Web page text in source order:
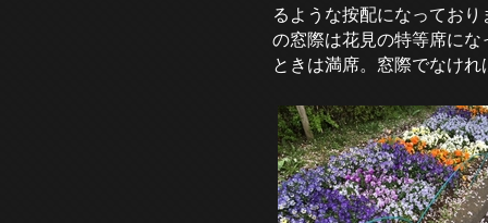
るような按配になってお
の窓際は花見の特等席に
ときは満席。窓際でなけ